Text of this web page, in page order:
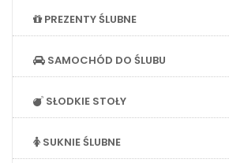
PREZENTY ŚLUBNE
SAMOCHÓD DO ŚLUBU
SŁODKIE STOŁY
SUKNIE ŚLUBNE